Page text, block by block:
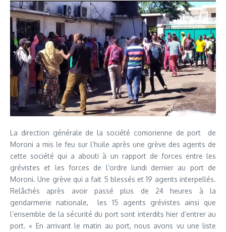
La direction générale de la société comorienne de port de
Moroni a mis le feu sur l’huile après une grève des agents de
cette société qui a abouti à un rapport de forces entre les
grévistes et les forces de l’ordre lundi dernier au port de
Moroni. Une grève qui a fait 5 blessés et 19 agents interpellés.
Relâchés après avoir passé plus de 24 heures à la
gendarmerie nationale, les 15 agents grévistes ainsi que
l’ensemble de la sécurité du port sont interdits hier d’entrer au
port. « En arrivant le matin au port, nous avons vu une liste